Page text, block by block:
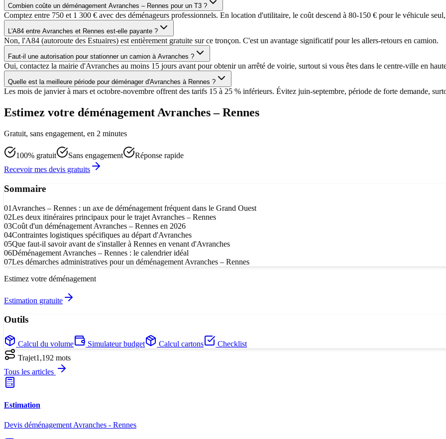
Combien coûte un déménagement Avranches – Rennes pour un T3 ?
Comptez entre 750 et 1 300 € avec des déménageurs professionnels. En location d'utilitaire, le coût descend à 80-150 € pour le véhicule
L'A84 entre Avranches et Rennes est-elle payante ?
Non, l'A84 (autoroute des Estuaires) est entièrement gratuite sur ce tronçon. C'est un avantage significatif pour les allers-retours en camion.
Faut-il une autorisation pour stationner un camion à Avranches ?
Oui, contactez la mairie d'Avranches au moins 15 jours avant pour obtenir un arrêté de voirie, surtout si vous êtes dans le centre-ville en
Quelle est la meilleure période pour déménager d'Avranches à Rennes ?
Les mois de janvier à mars et octobre-novembre offrent des tarifs 15 à 25 % inférieurs. Évitez juin-septembre, période de forte demande,
Estimez votre déménagement Avranches – Rennes
Gratuit, sans engagement, en 2 minutes
100% gratuit Sans engagement
Réponse rapide
Recevoir mes devis gratuits
Sommaire
01 Avranches – Rennes : un axe de déménagement fréquent dans le Grand Ouest
02Les deux itinéraires principaux pour le trajet Avranches – Rennes
03Coût d'un déménagement Avranches – Rennes en 2026
04Contraintes logistiques spécifiques au départ d'Avranches
05Que faut-il savoir avant de s'installer à Rennes en venant d'Avranches
06Déménagement Avranches – Rennes : le calendrier idéal
07Les démarches administratives pour un déménagement Avranches – Rennes
Estimez votre déménagement
Estimation gratuite
Outils
Calcul du volume Simulateur budget Calcul cartons
Checklist
Trajet1,192 mots
Tous les articles
Estimation
Devis déménagement Avranches - Rennes